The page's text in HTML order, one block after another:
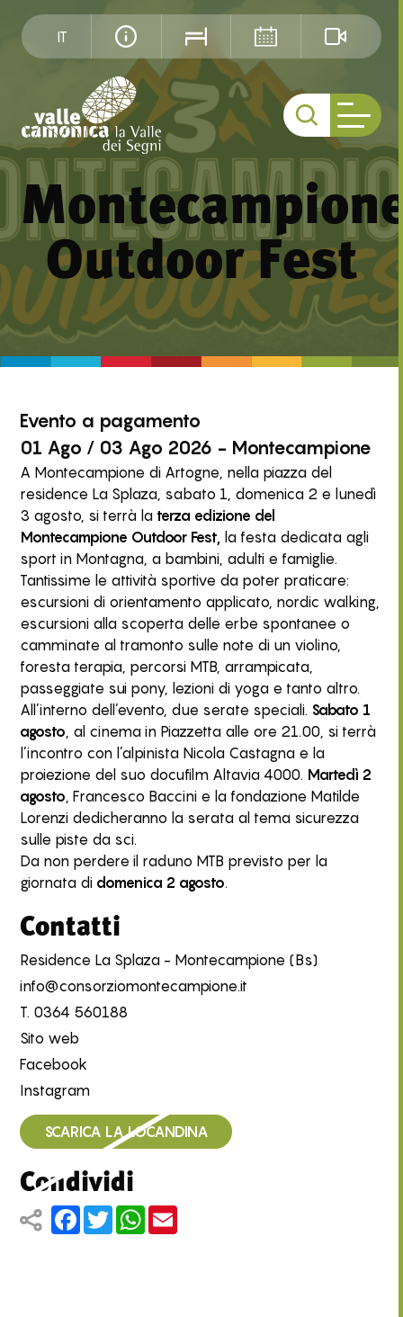
IT
Outdoor Fest
Evento a pagamento
01 Ago / 03 Ago 2026 - Montecampione
A Montecampione di Artogne, nella piazza del
residence La Splaza, sabato 1, domenica 2 e lunedì
3 agosto, si terrà la terza edizione del
Montecampione Outdoor Fest, la festa dedicata agli
sport in Montagna, a bambini, adulti e famiglie.
Tantissime le attività sportive da poter praticare:
escursioni di orientamento applicato, nordic walking,
escursioni alla scoperta delle erbe spontanee o
camminate al tramonto sulle note di un violino,
foresta terapia, percorsi MTB, arrampicata,
passeggiate sui pony, lezioni di yoga e tanto altro.
All’interno dell’evento, due serate speciali. Sabato 1
agosto , al cinema in Piazzetta alle ore 21.00, si terrà
l’incontro con l’alpinista Nicola Castagna e la
proiezione del suo docufilm Altavia 4000. Martedì 2
agosto , Francesco Baccini e la fondazione Matilde
Lorenzi dedicheranno la serata al tema sicurezza
sulle piste da sci.
Da non perdere il raduno MTB previsto per la
giornata di domenica 2 agosto.
Contatti
Residence La Splaza - Montecampione (Bs)
info@consorziomontecampione.it
T. 0364 560188
Sito web
Facebook
Instagram
SCARICA LA LOCANDINA
Condividi
Facebook
TwitterWhatsApp
Email